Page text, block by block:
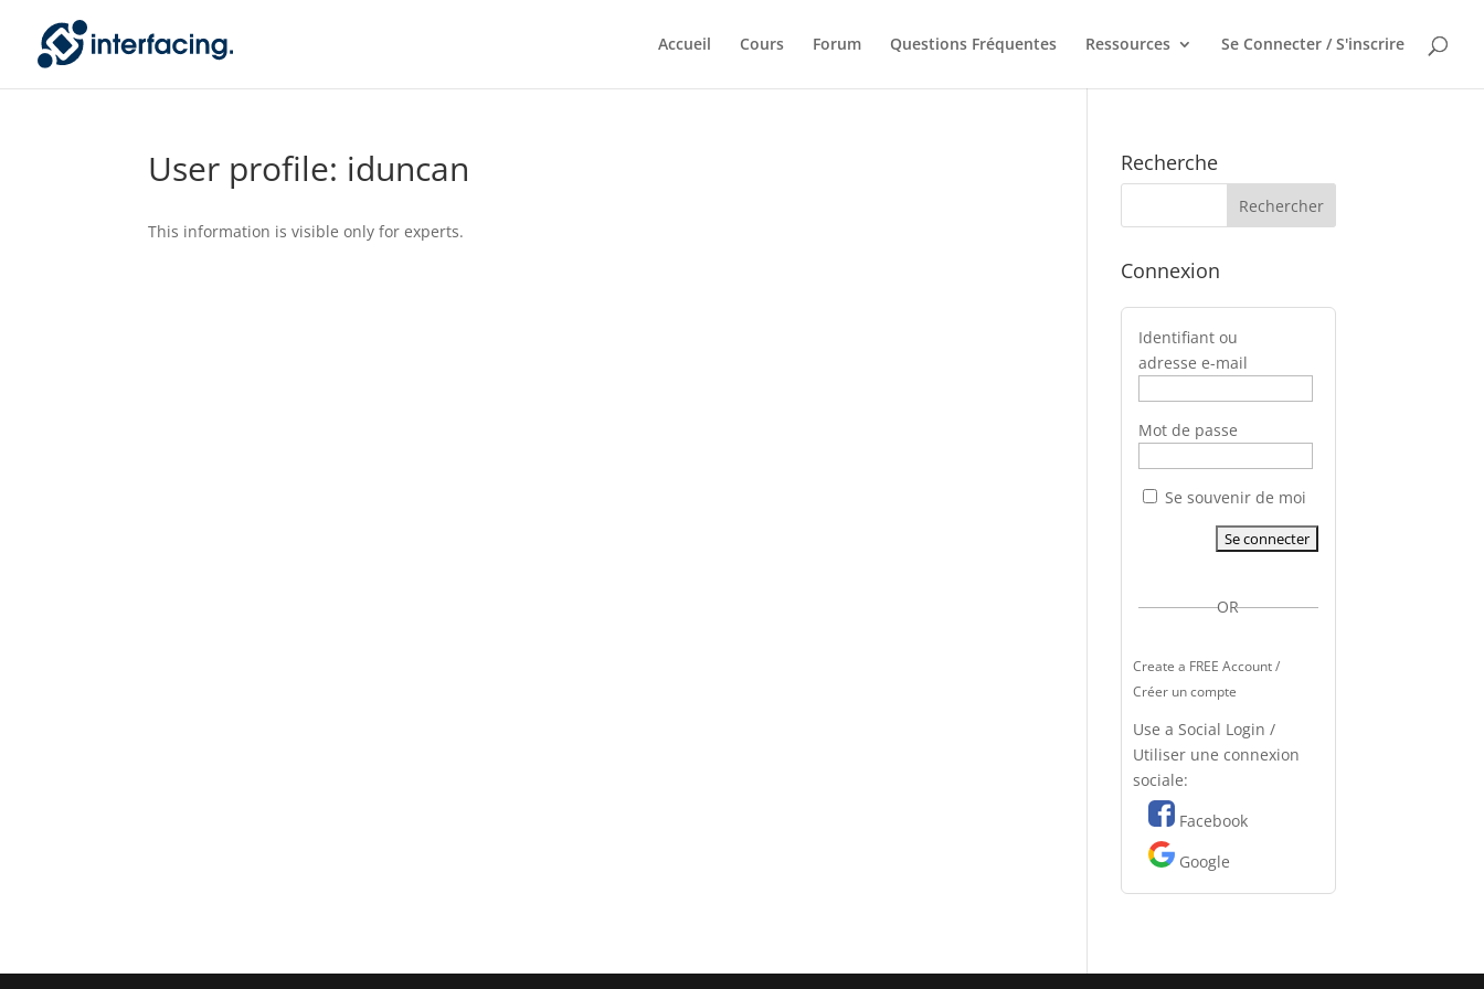
Accueil Cours Forum Questions Fréquentes Ressources Se Connecter / S'inscrire
User profile: iduncan
This information is visible only for experts.
Recherche
Connexion
Identifiant ou
adresse e-mail
Mot de passe
Se souvenir de moi
OR
Create a FREE Account /
Créer un compte
Use a Social Login /
Utiliser une connexion
sociale:
Facebook
Google